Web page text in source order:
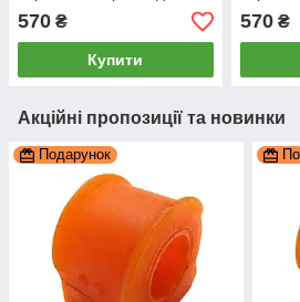
Toledo 3 2004-2009, PP-
0165
570 ₴
Купити
важеля
2010-
570₴
Акційні пропозиції та новинки
Подарунок